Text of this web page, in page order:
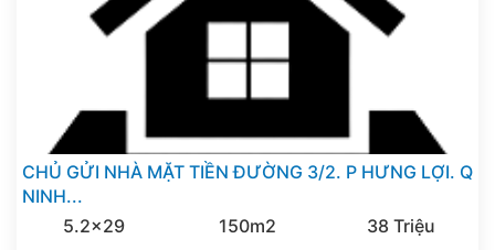
CHỦ GỬI NHÀ MẶT TIỀN ĐƯỜNG 3/2. P HƯNG LỢI. Q
NINH...
5.2x29
150m2 38 Triệu